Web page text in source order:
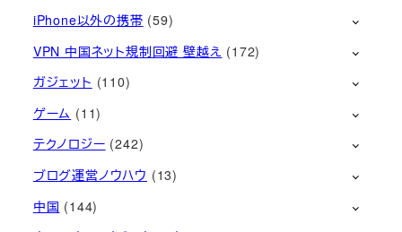
iPhone以外の携帯 (59)
VPN 中国ネット規制回避 壁越え (172)
ガジェット (110)
ゲーム (11)
テクノロジー (242)
ブログ運営ノウハウ (13)
中国 (144)